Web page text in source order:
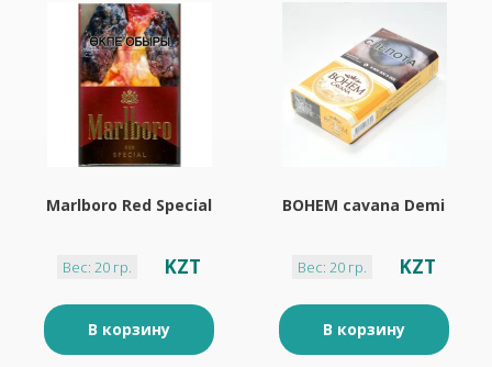
Marlboro Red Special
Вес: 20 гр. KZT
В корзину
BOHEM cavana Demi
Вес: 20 гр. KZT
В корзину